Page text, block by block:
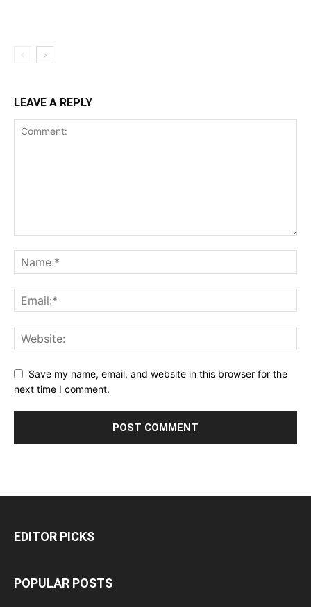
LEAVE A REPLY
Save my name, email, and website in this browser for the
next time I comment.
EDITOR PICKS
POPULAR POSTS